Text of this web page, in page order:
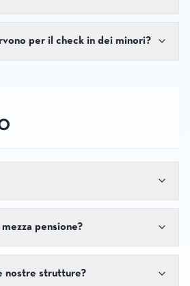
per il check in dei minori?
pensione?
nostre strutture?